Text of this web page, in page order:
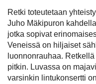
Retki toteutetaan
Juho Mäkipuron
jotka sopivat
Veneissä on hiljaiset
luonnonrauhaa.
pitkin. Luvassa on
varsinkin lintukonsertti